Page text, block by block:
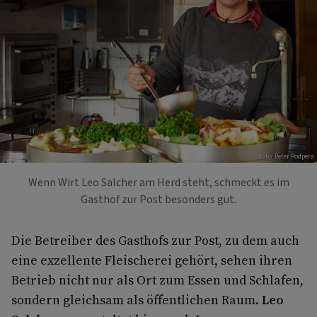
Foto: Peter Podpera
Wenn Wirt Leo Salcher am Herd steht, schmeckt es im
Gasthof zur Post besonders gut.
Die Betreiber des Gasthofs zur Post, zu dem auch
eine exzellente Fleischerei gehört, sehen ihren
Betrieb nicht nur als Ort zum Essen und Schlafen,
sondern gleichsam als öffentlichen Raum. Leo